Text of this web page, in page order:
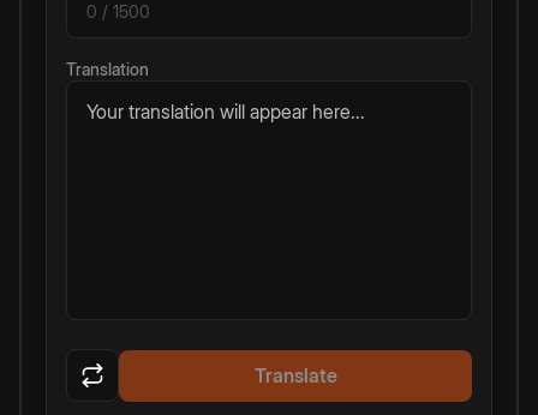
0 / 1500
Translation
Your translation will appear here...
Translate